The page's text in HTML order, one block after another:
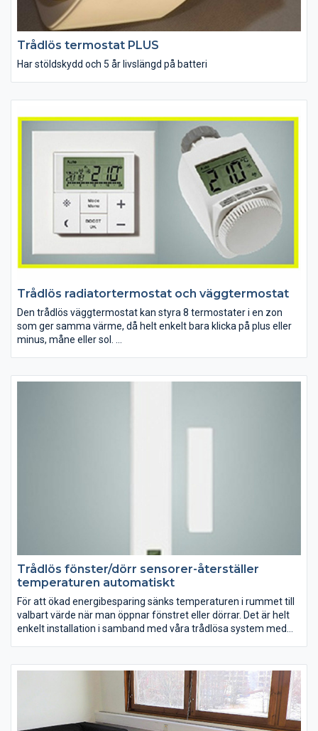
Trådlös termostat PLUS
Har stöldskydd och 5 år livslängd på batteri
Trådlös radiatortermostat och väggtermostat
Den trådlös väggtermostat kan styra 8 termostater i en zon
som ger samma värme, då helt enkelt bara klicka på plus eller
minus, måne eller sol.
mobil styra temperaturen i hemmet: slå på eller av värmen vid
Trådlös fönster/dörr sensorer-återställer
temperaturen automatiskt
För att ökad energibesparing sänks temperaturen i rummet till
valbart värde när man öppnar fönstret eller dörrar. Det är helt
enkelt installation i samband med våra trådlösa system med